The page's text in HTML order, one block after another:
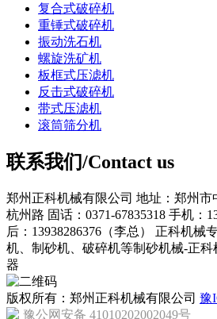
复合式破碎机
重锤式破碎机
振动洗石机
螺旋洗矿机
板框式压滤机
反击式破碎机
带式压滤机
滚筒筛分机
联系我们/Contact us
郑州正科机械有限公司 地址：郑州市
杭州路 固话：0371-67835318 手机：
后：13938286376（李总）
正科机械
机、制砂机、破碎机等制砂机械-正
器
版权所有：郑州正科机械有限公司 豫
豫公网安备 41010202002049号